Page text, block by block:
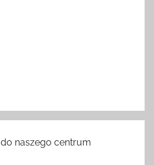
do naszego centrum